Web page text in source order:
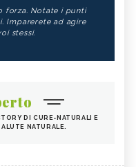
forza. Notate i punti
Imparerete ad agire
stessi.
DI CURE-NATURALI E
NATURALE.